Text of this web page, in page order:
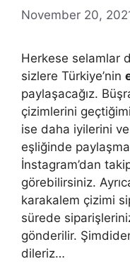
November 20,
Herkese selamlar
sizlere Türkiye’nin
paylaşacağız.
çizimlerini
ise daha iyilerini
eşliğinde
İnstagram’dan
görebilirsiniz.
karakalem çizimi
sürede
gönderilir.
dileriz…